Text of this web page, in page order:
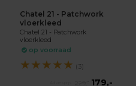
Chatel 21 - Patchwork
vloerkleed
Chatel 21 - Patchwork
vloerkleed
op voorraad
★★★★★ (3)
179,-